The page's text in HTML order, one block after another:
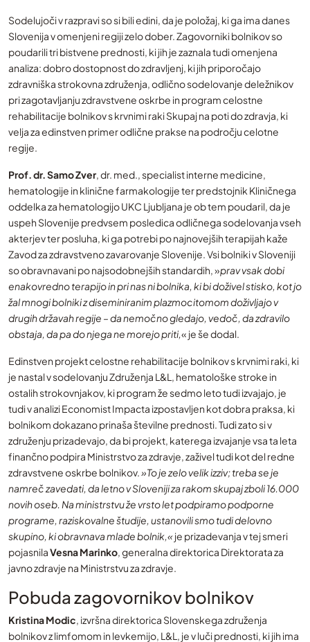
Sodelujoči v razpravi so si bili edini, da je položaj, ki ga ima danes
Slovenija v omenjeni regiji zelo dober. Zagovorniki bolnikov so
poudarili tri bistvene prednosti, ki jih je zaznala tudi omenjena
analiza: dobro dostopnost do zdravljenj, ki jih priporočajo
zdravniška strokovna združenja, odlično sodelovanje deležnikov
pri zagotavljanju zdravstvene oskrbe in program celostne
rehabilitacije bolnikov s krvnimi raki Skupaj na poti do zdravja, ki
velja za edinstven primer odlične prakse na področju celotne
regije.
Prof. dr. Samo Zver, dr. med., specialist interne medicine,
hematologije in klinične farmakologije ter predstojnik Kliničnega
oddelka za hematologijo UKC Ljubljana je ob tem poudaril, da je
uspeh Slovenije predvsem posledica odličnega sodelovanja vseh
akterjev ter posluha, ki ga potrebi po najnovejših terapijah kaže
Zavod za zdravstveno zavarovanje Slovenije. Vsi bolniki v Sloveniji
so obravnavani po najsodobnejših standardih, »prav vsak dobi
enakovredno terapijo in pri nas ni bolnika, ki bi doživel stisko, kot jo
žal mnogi bolniki z diseminiranim plazmocitomom doživljajo v
drugih državah regije – da nemočno gledajo, vedoč, da zdravilo
obstaja, da pa do njega ne morejo priti,« je še dodal.
Edinstven projekt celostne rehabilitacije bolnikov s krvnimi raki, ki
je nastal v sodelovanju Združenja L&L, hematološke stroke in
ostalih strokovnjakov, ki program že sedmo leto tudi izvajajo, je
tudi v analizi Economist Impacta izpostavljen kot dobra praksa, ki
bolnikom dokazano prinaša številne prednosti. Tudi zato si v
združenju prizadevajo, da bi projekt, katerega izvajanje vsa ta leta
finančno podpira Ministrstvo za zdravje, zaživel tudi kot del redne
zdravstvene oskrbe bolnikov.»To je zelo velik izziv; treba se je
namreč zavedati, da letno v Sloveniji za rakom skupaj zboli 16.000
novih oseb. Na ministrstvu že vrsto let podpiramo podporne
programe, raziskovalne študije, ustanovili smo tudi delovno
skupino, ki obravnava mlade bolnik,«je prizadevanja v tej smeri
pojasnilaVesna Marinko, generalna direktorica Direktorata za
javno zdravje na Ministrstvu za zdravje.
Pobuda zagovornikov bolnikov
Kristina Modic, izvršna direktorica Slovenskega združenja
bolnikov z limfomom in levkemijo, L&L, je v luči prednosti, ki jih ima